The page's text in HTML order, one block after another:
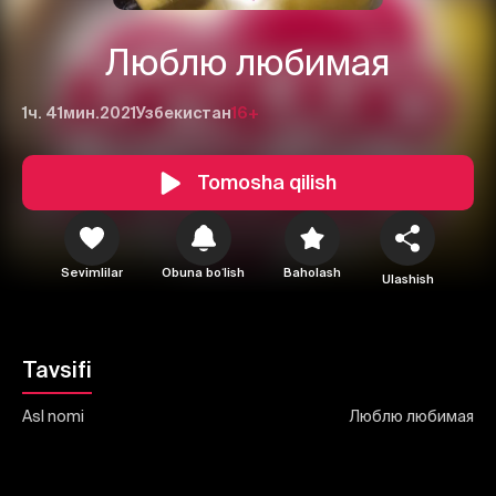
Люблю любимая
1ч. 41мин.2021Узбекистан16+
Tomosha qilish
Sevimlilar Obuna boʻlish Baholash Ulashish
Tavsifi
Asl nomi Люблю любимая
1 2 3
Yuborish
Bekor qilish Tizimga kirish